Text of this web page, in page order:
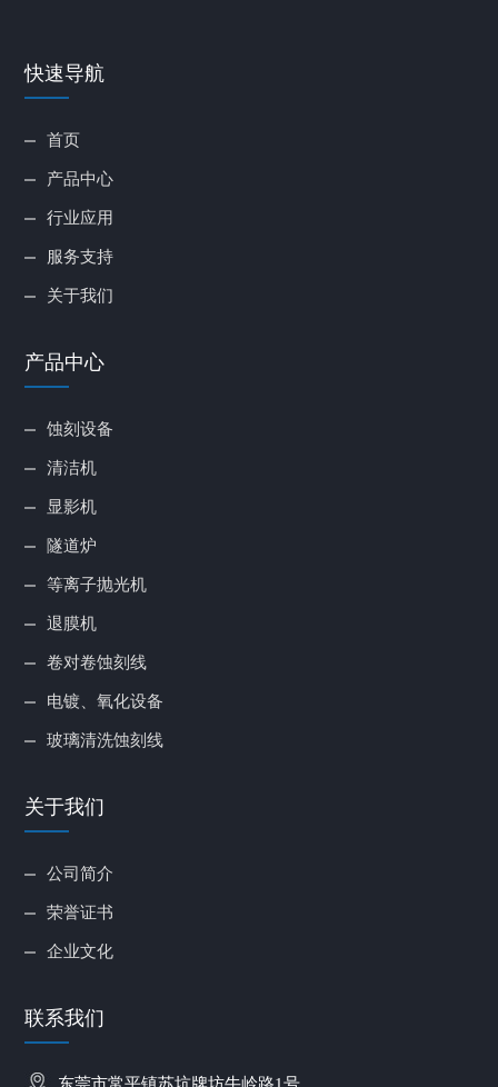
快速导航
首页
产品中心
行业应用
服务支持
关于我们
产品中心
蚀刻设备
清洁机
显影机
隧道炉
等离子抛光机
退膜机
卷对卷蚀刻线
电镀、氧化设备
玻璃清洗蚀刻线
关于我们
公司简介
荣誉证书
企业文化
联系我们